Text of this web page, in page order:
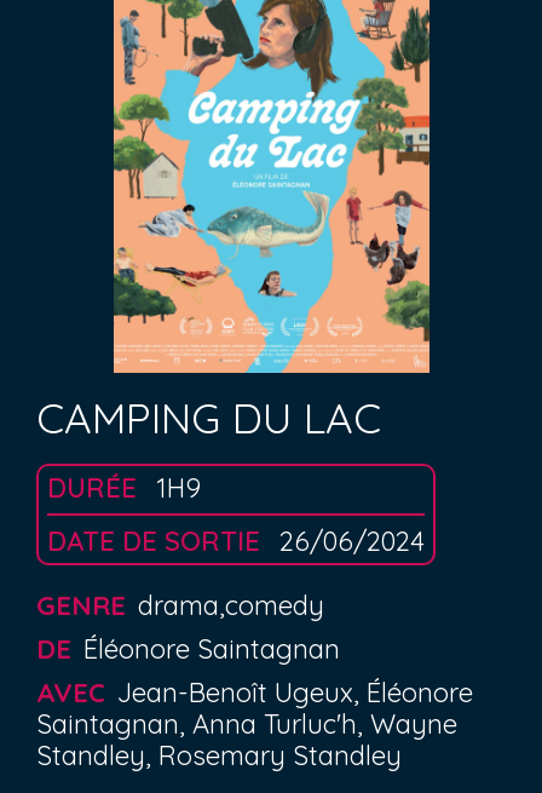
CAMPING DU LAC
DURÉE
1H9
DATE DE SORTIE
26/06/2024
GENRE drama,comedy
DE Éléonore Saintagnan
AVEC Jean-Benoît Ugeux, Éléonore
Saintagnan, Anna Turluc'h, Wayne
Standley, Rosemary Standley